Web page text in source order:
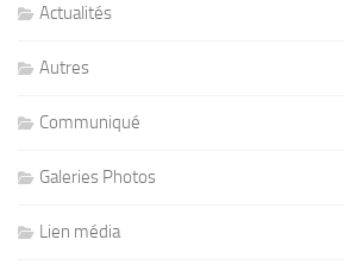
Actualités
Autres
Communiqué
Galeries Photos
Lien média